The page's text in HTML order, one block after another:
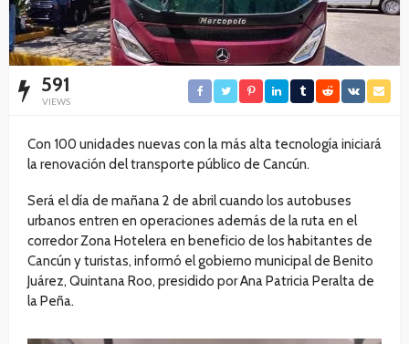
591
VIEWS
Con 100 unidades nuevas con la más alta tecnología iniciará
la renovación del transporte público de Cancún.
Será el día de mañana 2 de abril cuando los autobuses
urbanos entren en operaciones además de la ruta en el
corredor Zona Hotelera en beneficio de los habitantes de
Cancún y turistas, informó el gobierno municipal de Benito
Juárez, Quintana Roo, presidido por Ana Patricia Peralta de
la Peña.